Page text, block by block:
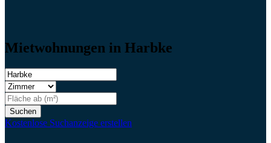
Mietwohnungen in Harbke
Suchen
Kostenlose Suchanzeige erstellen